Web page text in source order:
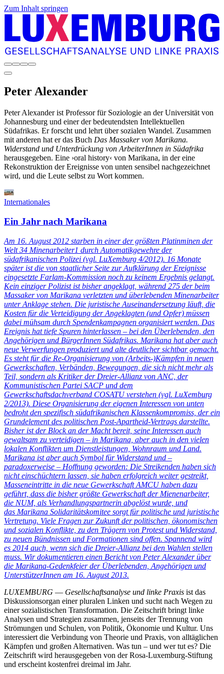
Zum Inhalt springen
PeterAlexander
Peter Alexander ist Professor für Soziologie an der Universität von
Johannesburg und einer der bedeutendsten Intellektuellen
Südafrikas. Er forscht und lehrt über sozialen Wandel. Zusammen
mit anderen hat er das Buch Das Massaker von Marikana.
Widerstand und Unterdrückung von ArbeiterInnen in Südafrika
herausgegeben. Eine ›oral history‹ von Marikana, in der eine
Rekonstruktion der Ereignisse von unten sensibel nachgezeichnet
wird, und die Leute selbst zu Wort kommen.
Internationales
Ein Jahr nach Marikana
Am 16. August 2012 starben in einer der größten Platinminen der
Welt 34 Minenarbeiter1 durch Automatikgewehre der
südafrikanischen Polizei (vgl. LuXemburg 4/2012). 16 Monate
später ist die von staatlicher Seite zur Aufklärung der Ereignisse
eingesetzte Farlam-Kommission noch zu keinem Ergebnis gelangt.
Kein einziger Polizist ist bisher angeklagt, während 275 der beim
Massaker von Marikana verletzten und überlebenden Minenarbeiter
unter Anklage stehen. Die juristische Auseinandersetzung läuft, die
Kosten für die Verteidigung der Angeklagten (und Opfer) müssen
dabei mühsam durch Spendenkampagnen organisiert werden. Das
Ereignis hat tiefe Spuren hinterlassen – bei den Überlebenden, den
Angehörigen und BürgerInnen Südafrikas. Marikana hat aber auch
neue Verwerfungen produziert und alte deutlicher sichtbar gemacht.
Es steht für die Re-Organisierung von (Arbeits-)Kämpfen in neuen
Gewerkschaften, Verbänden, Bewegungen, die sich nicht mehr als
Teil, sondern als Kritiker der Dreier-Allianz von ANC, der
Kommunistischen Partei SACP und dem
Gewerkschaftsdachverband COSATU verstehen (vgl. LuXemburg
2/2013). Diese Organisierung der eigenen Interessen von unten
bedroht den spezifisch südafrikanischen Klassenkompromiss, der ein
Grundelement des politischen Post-Apartheid-Vertrags darstellte.
Bisher ist der Block an der Macht bereit, seine Interessen auch
gewaltsam zu verteidigen – in Marikana, aber auch in den vielen
lokalen Konflikten um Dienstleistungen, Wohnraum und Land.
Marikana ist aber auch Symbol für Widerstand und –
paradoxerweise – Hoffnung geworden: Die Streikenden haben sich
nicht einschüchtern lassen, sie haben erfolgreich weiter gestreikt,
Masseneintritte in die neue Gewerkschaft AMCU haben dazu
geführt, dass die bisher größte Gewerkschaft der Mienenarbeiter,
die NUM, als Verhandlungspartnerin abgelöst wurde, und
das Marikana Solidaritätskomitee sorgt für politische und juristische
Vertretung. Viele Fragen zur Zukunft der politischen, ökonomischen
und sozialen Konflikte, zu den Trägern von Protest und Widerstand,
zu neuen Bündnissen und Formationen sind offen. Spannend wird
es 2014 auch, wenn sich die Dreier-Allianz bei den Wahlen stellen
muss. Wir dokumentieren einen Bericht von Peter Alexander über
die Marikana-Gedenkfeier der Überlebenden, Angehörigen und
UnterstützerInnen am 16. August 2013.
LUXEMBURG — Gesellschaftsanalyse und linke Praxis ist das
Diskussionsorgan einer pluralen Linken und sucht nach Wegen zu
einer sozialistischen Transformation. Die Zeitschrift bringt linke
Analysen und Strategien zusammen, jenseits der Trennung von
Strömungen und Schulen, von Politik, Ökonomie und Kultur. Uns
interessiert die Verbindung von Theorie und Praxis, von alltäglichen
Kämpfen und großen Alternativen. Was tun – und wer tut es? Die
Zeitschrift wird herausgegeben von der Rosa-Luxemburg-Stiftung
und erscheint kostenfrei dreimal im Jahr.